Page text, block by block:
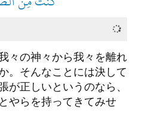
々の神々から我々を離れ
。そんなことには決して
が正しいというのなら、
やらを持ってきてみせ